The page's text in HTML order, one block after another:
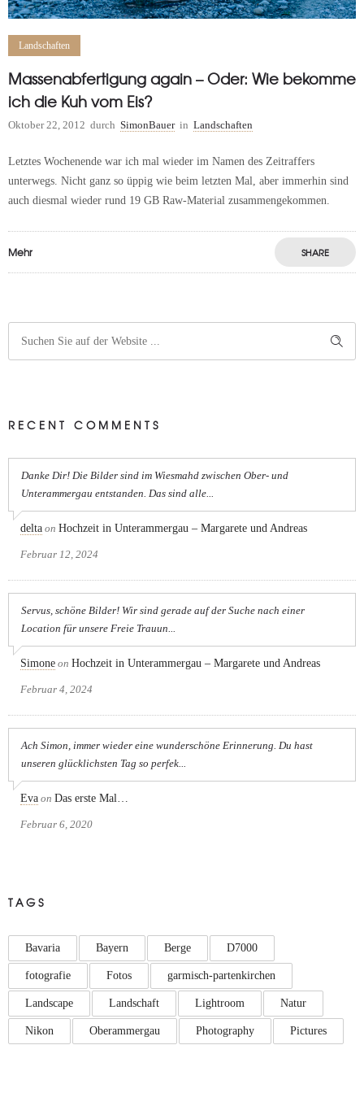
Landschaften
Massenabfertigung again – Oder: Wie bekomme
ich die Kuh vom Eis?
Oktober 22, 2012 durch SimonBauer in Landschaften
Letztes Wochenende war ich mal wieder im Namen des Zeitraffers
unterwegs. Nicht ganz so üppig wie beim letzten Mal, aber immerhin sind
auch diesmal wieder rund 19 GB Raw-Material zusammengekommen.
Mehr SHARE
RECENT COMMENTS
Danke Dir! Die Bilder sind im Wiesmahd zwischen Ober- und
Unterammergau entstanden. Das sind alle...
delta on Hochzeit in Unterammergau – Margarete und Andreas
Februar 12, 2024
Servus, schöne Bilder! Wir sind gerade auf der Suche nach einer
Location für unsere Freie Trauun...
Simone on Hochzeit in Unterammergau – Margarete und Andreas
Februar 4, 2024
Ach Simon, immer wieder eine wunderschöne Erinnerung. Du hast
unseren glücklichsten Tag so perfek...
Eva on Das erste Mal…
Februar 6, 2020
TAGS
Bavaria Bayern Berge D7000
fotografie Fotos garmisch-partenkirchen
Landscape Landschaft Lightroom Natur
Nikon Oberammergau Photography Pictures